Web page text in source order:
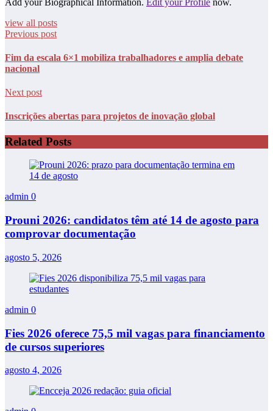
view all posts
Previous post
Fim da escala 6×1 mobiliza trabalhadores e amplia debate
nacional
Next post
Inscrições abertas para projetos de inovação global
Related Posts
admin 0
Prouni 2026: candidatos têm até 14 de agosto para
comprovar documentação
agosto 5, 2026
admin 0
Fies 2026 oferece 75,5 mil vagas para financiamento
de cursos superiores
agosto 4, 2026